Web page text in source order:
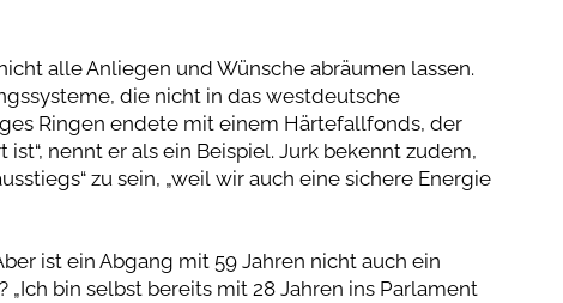
alle Anliegen und Wünsche abräumen lassen.
die nicht in das westdeutsche
Ringen endete mit einem Härtefallfonds, der
nennt er als ein Beispiel. Jurk bekennt zudem,
zu sein, „weil wir auch eine sichere Energie
ist ein Abgang mit 59 Jahren nicht auch ein
bin selbst bereits mit 28 Jahren ins Parlament